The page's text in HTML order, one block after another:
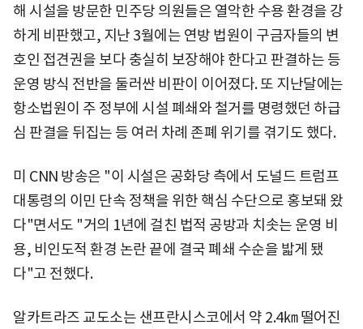
해 시설을 방문한 민주당 의원들은 열악한 수용 환경을 강
하게 비판했고, 지난 3월에는 연방 법원이 구금자들의 변
호인 접견권을 보다 충실히 보장해야 한다고 판결하는 등
운영 방식 전반을 둘러싼 비판이 이어졌다. 또 지난달에는
항소법원이 주 정부에 시설 폐쇄와 철거를 명령했던 하급
심 판결을 뒤집는 등 여러 차례 존폐 위기를 겪기도 했다.
미 CNN 방송은 "이 시설은 공화당 측에서 도널드 트럼프
대통령의 이민 단속 정책을 위한 핵심 수단으로 홍보돼 왔
다"면서도 "거의 1년에 걸친 법적 공방과 치솟는 운영 비
용, 비인도적 환경 논란 끝에 결국 폐쇄 수순을 밟게 됐
다"고 전했다.
알카트라즈 교도소는 샌프란시스코에서 약 2.4㎞ 떨어진